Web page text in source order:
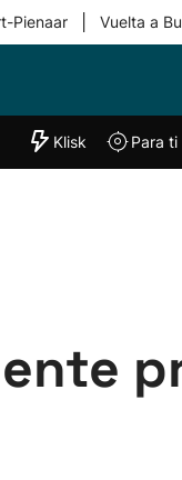
Pienaar Vuelta a
"Helmuga"
Klisk Para ti